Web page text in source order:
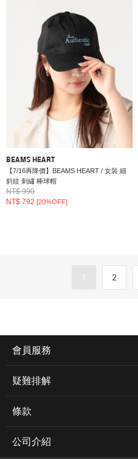
BEAMS HEART
【7/16再降價】BEAMS HEART / 女裝 細
斜紋 刺繡 棒球帽
NT$ 990
NT$ 792 [20%OFF]
1 2
會員服務
疑難排解
條款
公司介紹